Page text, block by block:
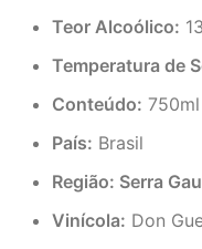
Teor Alcoólico:
Temperatura de
Conteúdo: 750ml
País: Brasil
Região: Serra
Vinícola: Don